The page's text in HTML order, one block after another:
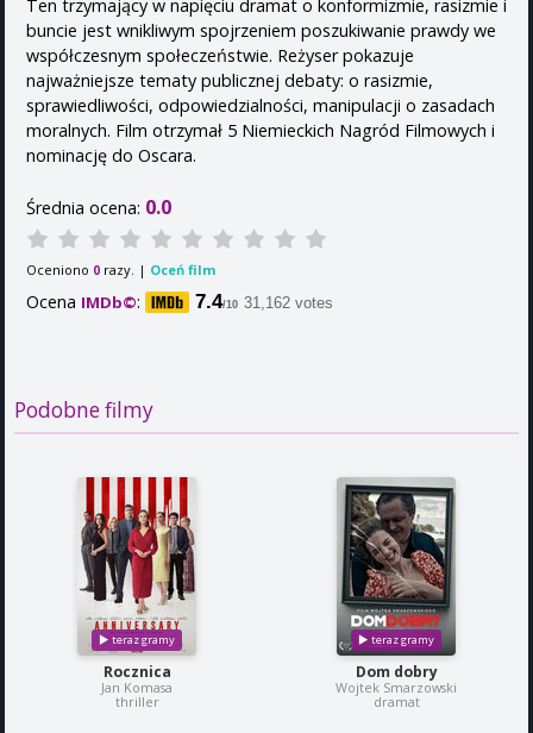
Ten trzymający w napięciu dramat o konformizmie, rasizmie i
buncie jest wnikliwym spojrzeniem poszukiwanie prawdy we
współczesnym społeczeństwie. Reżyser pokazuje
najważniejsze tematy publicznej debaty: o rasizmie,
sprawiedliwości, odpowiedzialności, manipulacji o zasadach
moralnych. Film otrzymał 5 Niemieckich Nagród Filmowych i
nominację do Oscara.
Średnia ocena: 0.0
Oceniono 0 razy. | Oceń film
Ocena IMDb©: 7.4/10 31,162 votes
Podobne filmy
Rocznica
Jan Komasa
thriller
Dom dobry
Wojtek Smarzowski
dramat